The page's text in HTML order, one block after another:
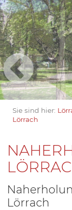
Datenschutz
Links
Sie sind hier:
Lörrach
Lörrach